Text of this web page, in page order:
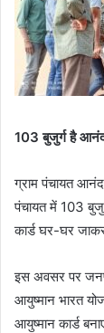
103 बुजुर्ग है
ग्राम पंचायत
पंचायत में 103
कार्ड घर-घर
इस अवसर पर
आयुष्मान भारत
आयुष्मान कार्ड